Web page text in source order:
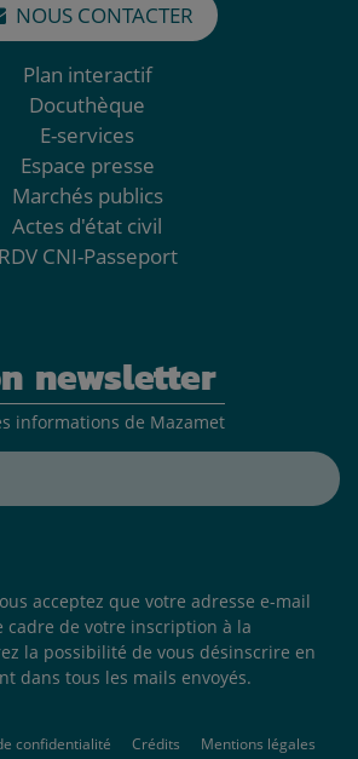
NOUS CONTACTER
Plan interactif
Docuthèque
E-services
Espace presse
Marchés publics
Actes d'état civil
RDV CNI-Passeport
newsletter
informations de Mazamet
acceptez que votre adresse e-mail
cadre de votre inscription à la
la possibilité de vous désinscrire en
dans tous les mails envoyés.
confidentialité Crédits Mentions légales